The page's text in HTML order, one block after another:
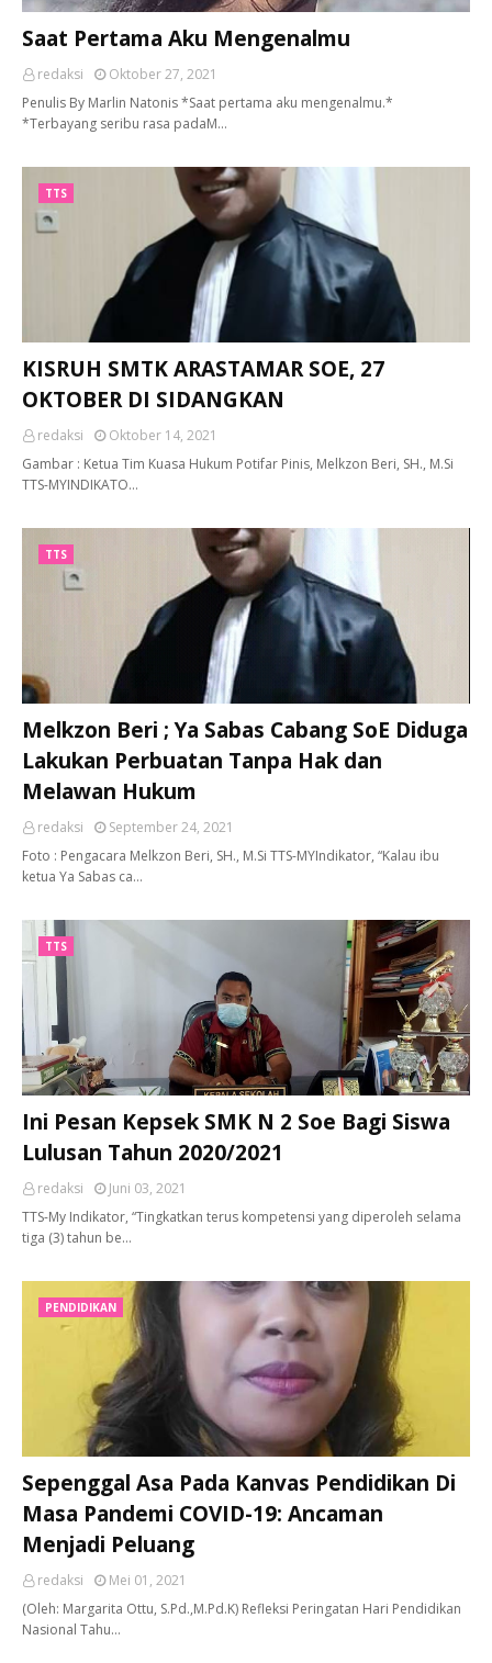
Saat Pertama Aku Mengenalmu
redaksi
Oktober 27, 2021
Penulis By Marlin Natonis *Saat pertama aku mengenalmu.*
*Terbayang seribu rasa padaM…
TTS
KISRUH SMTK ARASTAMAR SOE, 27
OKTOBER DI SIDANGKAN
redaksi
Oktober 14, 2021
Gambar : Ketua Tim Kuasa Hukum Potifar Pinis, Melkzon Beri, SH., M.Si
TTS-MYINDIKATO…
TTS
Melkzon Beri ; Ya Sabas Cabang SoE Diduga
Lakukan Perbuatan Tanpa Hak dan
Melawan Hukum
redaksi
September 24, 2021
Foto : Pengacara Melkzon Beri, SH., M.Si TTS-MYIndikator, “Kalau ibu
ketua Ya Sabas ca…
TTS
Ini Pesan Kepsek SMK N 2 Soe Bagi Siswa
Lulusan Tahun 2020/2021
redaksi
Juni 03, 2021
TTS-My Indikator, “Tingkatkan terus kompetensi yang diperoleh selama
tiga (3) tahun be…
PENDIDIKAN
Sepenggal Asa Pada Kanvas Pendidikan Di
Masa Pandemi COVID-19: Ancaman
Menjadi Peluang
redaksi
Mei 01, 2021
(Oleh: Margarita Ottu, S.Pd.,M.Pd.K) Refleksi Peringatan Hari Pendidikan
Nasional Tahu…